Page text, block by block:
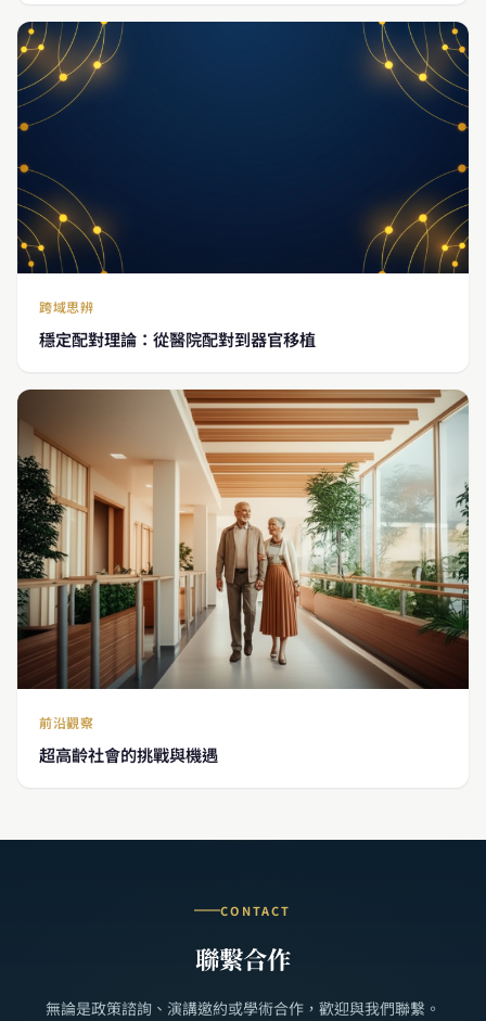
跨域思辨
穩定配對理論：從醫院配對到器官移植
前沿觀察
超高齡社會的挑戰與機遇
CONTACT
聯繫合作
無論是政策諮詢、演講邀約或學術合作，歡迎與我們聯繫。